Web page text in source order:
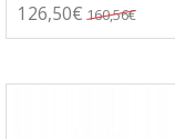
126,50€ 160,56€